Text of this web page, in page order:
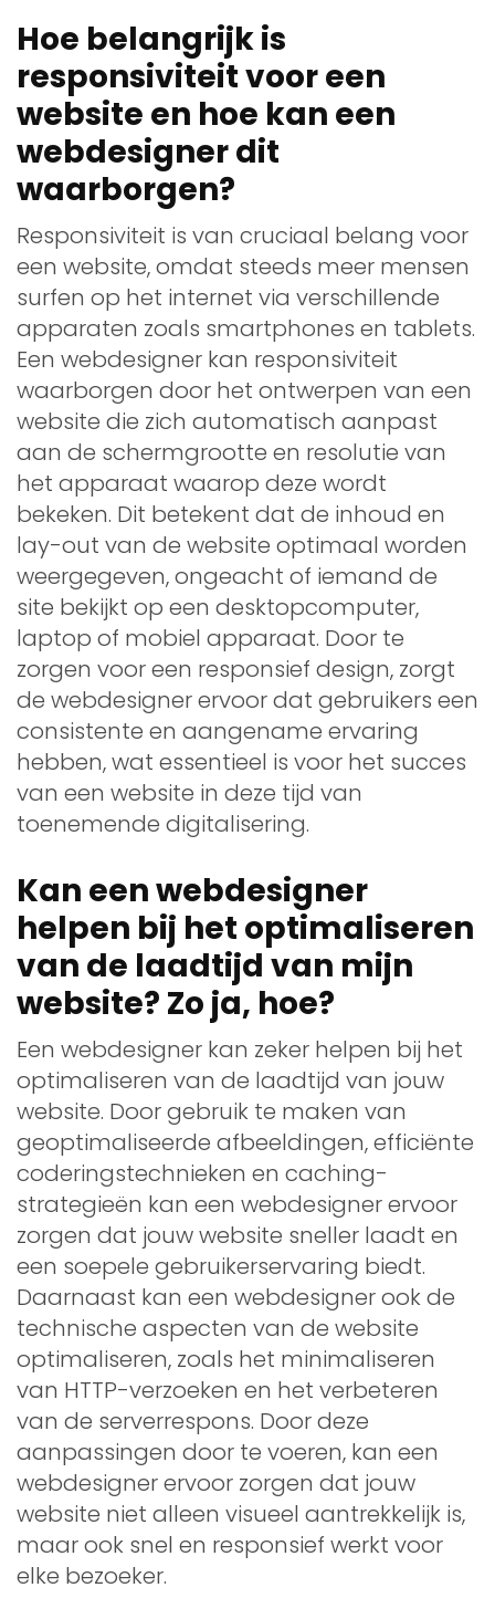
Hoe belangrijk is
responsiviteit voor een
website en hoe kan een
webdesigner dit
waarborgen?
Responsiviteit is van cruciaal belang voor
een website, omdat steeds meer mensen
surfen op het internet via verschillende
apparaten zoals smartphones en tablets.
Een webdesigner kan responsiviteit
waarborgen door het ontwerpen van een
website die zich automatisch aanpast
aan de schermgrootte en resolutie van
het apparaat waarop deze wordt
bekeken. Dit betekent dat de inhoud en
lay-out van de website optimaal worden
weergegeven, ongeacht of iemand de
site bekijkt op een desktopcomputer,
laptop of mobiel apparaat. Door te
zorgen voor een responsief design, zorgt
de webdesigner ervoor dat gebruikers een
consistente en aangename ervaring
hebben, wat essentieel is voor het succes
van een website in deze tijd van
toenemende digitalisering.
Kan een webdesigner
helpen bij het optimaliseren
van de laadtijd van mijn
website? Zo ja, hoe?
Een webdesigner kan zeker helpen bij het
optimaliseren van de laadtijd van jouw
website. Door gebruik te maken van
geoptimaliseerde afbeeldingen, efficiënte
coderingstechnieken en caching-
strategieën kan een webdesigner ervoor
zorgen dat jouw website sneller laadt en
een soepele gebruikerservaring biedt.
Daarnaast kan een webdesigner ook de
technische aspecten van de website
optimaliseren, zoals het minimaliseren
van HTTP-verzoeken en het verbeteren
van de serverrespons. Door deze
aanpassingen door te voeren, kan een
webdesigner ervoor zorgen dat jouw
website niet alleen visueel aantrekkelijk is,
maar ook snel en responsief werkt voor
elke bezoeker.